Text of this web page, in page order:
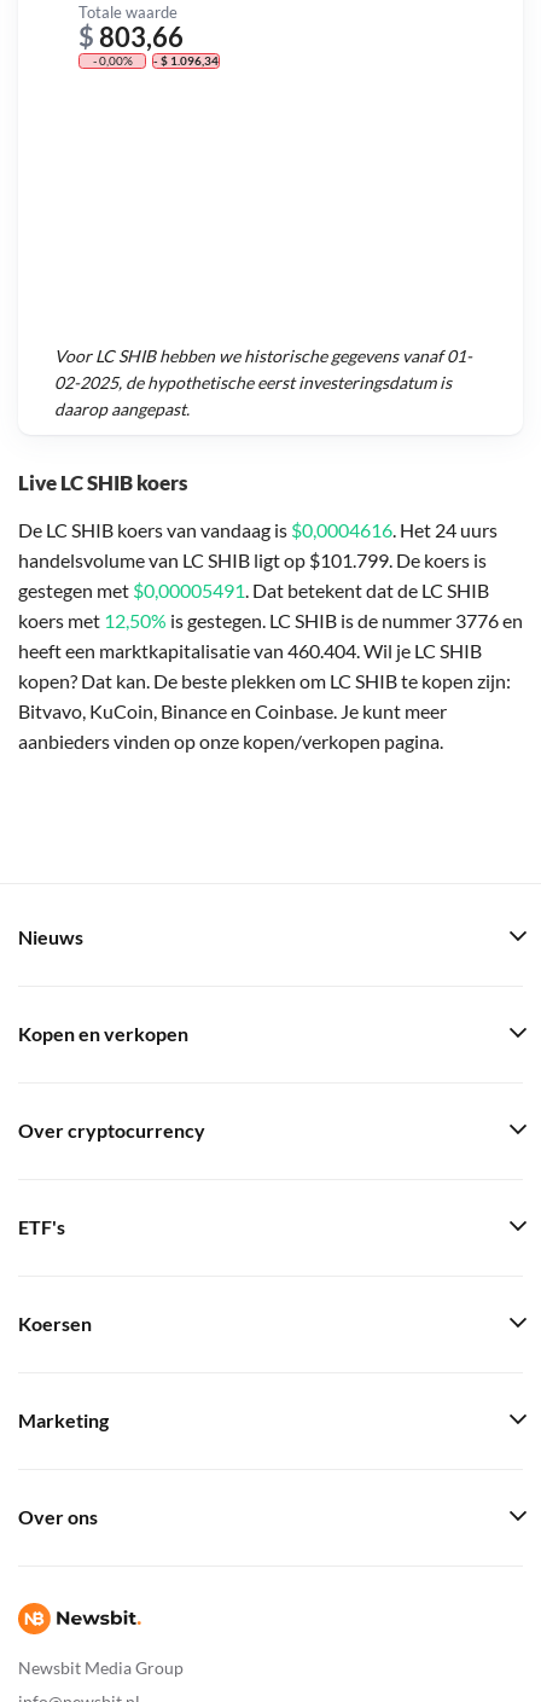
Live LC SHIB koers
De LC SHIB koers van vandaag is $0,0004616. Het 24 uurs
handelsvolume van LC SHIB ligt op $101.799. De koers is
gestegen met $0,00005491. Dat betekent dat de LC SHIB
koers met 12,50% is gestegen. LC SHIB is de nummer 3776 en
heeft een marktkapitalisatie van 460.404. Wil je LC SHIB
kopen? Dat kan. De beste plekken om LC SHIB te kopen zijn:
Bitvavo, KuCoin, Binance en Coinbase. Je kunt meer
aanbieders vinden op onze kopen/verkopen pagina.
Totale waarde
$ 803,66
- 0,00% - $ 1.096,34
VoorLC SHIBhebben we historische gegevens vanaf01-
02-2025, de hypothetische eerst investeringsdatum is
daarop aangepast.
Newsbit Media Group
Nieuws
Kopen en verkopen
Over cryptocurrency
ETF's
Koersen
Marketing
Over ons